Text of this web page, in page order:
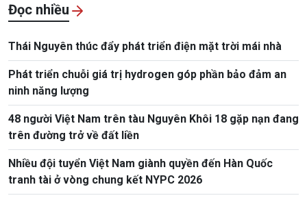
Đọc nhiều
Thái Nguyên thúc đẩy phát triển điện mặt trời mái nhà
Phát triển chuỗi giá trị hydrogen góp phần bảo đảm an
ninh năng lượng
48 người Việt Nam trên tàu Nguyên Khôi 18 gặp nạn đang
trên đường trở về đất liền
Nhiều đội tuyển Việt Nam giành quyền đến Hàn Quốc
tranh tài ở vòng chung kết NYPC 2026